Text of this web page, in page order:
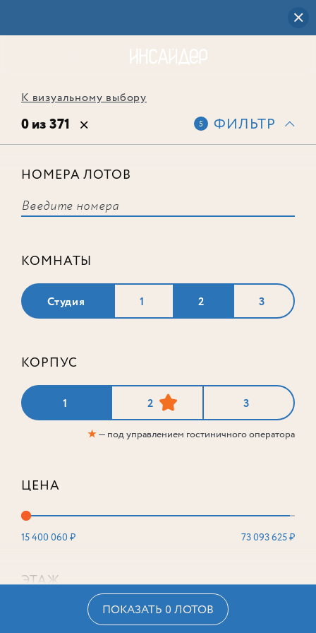
К визуальному выбору
0 из 371 5 ФИЛЬТР
НОМЕРА ЛОТОВ
КОМНАТЫ
Студия 1 2 3
КОРПУС
1 2 3
★— под управлением гостиничного оператора
ЦЕНА
15 400 060 ₽ 73 093 625 ₽
ЭТАЖ
ПОКАЗАТЬ 0 ЛОТОВ
соответствует ни одного лота